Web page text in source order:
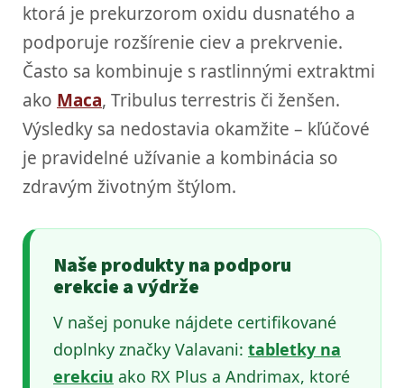
ktorá je prekurzorom oxidu dusnatého a
podporuje rozšírenie ciev a prekrvenie.
Často sa kombinuje s rastlinnými extraktmi
ako Maca, Tribulus terrestris či ženšen.
Výsledky sa nedostavia okamžite – kľúčové
je pravidelné užívanie a kombinácia so
zdravým životným štýlom.
Naše produkty na podporu
erekcie a výdrže
V našej ponuke nájdete certifikované
doplnky značky Valavani: tabletky na
erekciu ako RX Plus a Andrimax, ktoré